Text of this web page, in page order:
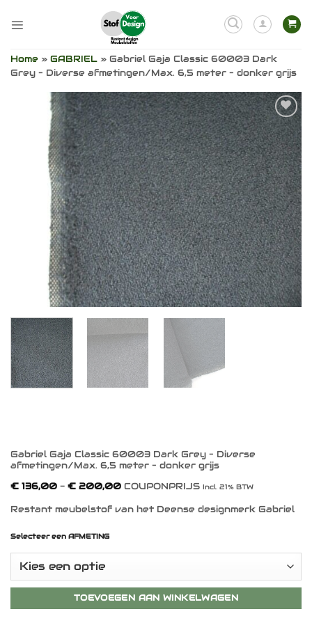
naar
Home » GABRIEL » Gabriel Gaja Classic 60003 Dark
Grey – Diverse afmetingen/Max. 6,5 meter – donker grijs
Toevoegen
aan
verlanglijst
Gabriel Gaja Classic 60003 Dark Grey – Diverse
afmetingen/Max. 6,5 meter – donker grijs
€ 136,00 - € 200,00Prijsklasse:
€ 200,00
COUPONPRIJS Incl. 21% BTW
Restant meubelstof van het Deense designmerk Gabriel
Selecteer een AFMETING
TOEVOEGEN AAN WINKELWAGEN